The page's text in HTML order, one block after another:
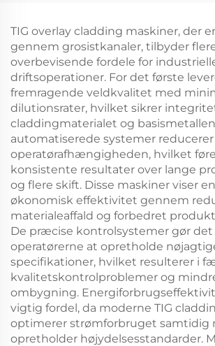
TIG overlay cladding maskiner, der
gennem grosistkanaler, tilbyder
overbevisende fordele for
driftsoperationer. For det første
fremragende veldkvalitet med
dilutionsrater, hvilket sikrer
claddingmaterialet og
automatiserede systemer
operatørafhængigheden, hvilket
konsistente resultater over lange
og flere skift. Disse maskiner viser
økonomisk effektivitet gennem
materialeaffald og forbedret
De præcise kontrolsystemer gør
operatørerne at opretholde
specifikationer, hvilket resulterer i
kvalitetskontrolproblemer og
ombygning.
vigtig fordel, da moderne TIG
optimerer strømforbruget samtidig
opretholder højydelsesstandarder.